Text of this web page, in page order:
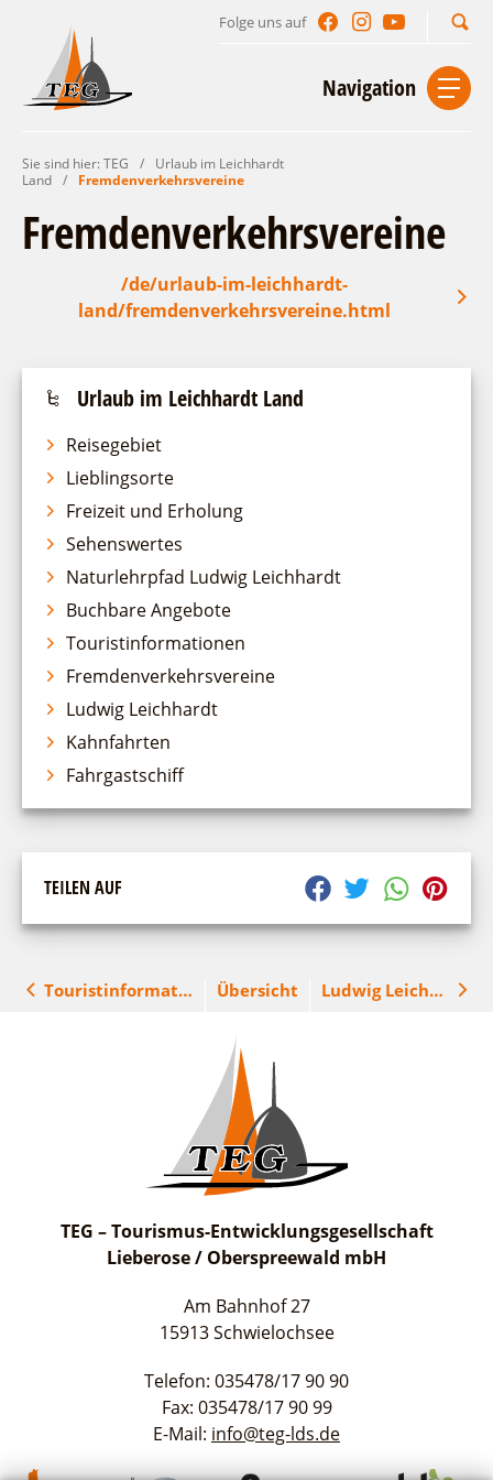
Folge uns auf
Navigation
Start Kontakt Impressum Datenschutz
Urlaub im Leichhardt Land
Reisegebiet
Lieblingsorte
Zu Fuß
Aktiverlebnisse
Einkaufen
Buchbare Angebote
Individuell
Gruppen
Touristinformationen
Fremdenverkehrsvereine
Ludwig Leichhardt
Kahnfahrten
Fahrgastschiff
Unterkünfte finden
Gastgeberverzeichnis
Gastronomie
Camping
Ferienhaus- und Campingpark „Ludwig
Leichhardt“
Spreewälder Seecamping
Campingplatz Jessern
Veranstaltungen
Veranstaltungskalender
Bürgerbus
Staatlich anerkannter Erholungsort Goyatz
Mein Brandenburg – Infostelen
Unternehmensbetreuung
Service
Über uns
Aktuelles
Sie sind hier:TEG /
Urlaub im Leichhardt
Land / Fremdenverkehrsvereine
Fremdenverkehrsvereine
/de/urlaub-im-leichhardt-
land/fremdenverkehrsvereine.html
Urlaub im Leichhardt Land
Reisegebiet
Lieblingsorte
Freizeit und Erholung
Sehenswertes
Naturlehrpfad Ludwig Leichhardt
Buchbare Angebote
Touristinformationen
Fremdenverkehrsvereine
Ludwig Leichhardt
Kahnfahrten
Fahrgastschiff
TEILEN AUF
Touristinformationen Übersicht Ludwig Leichhardt
TEG – Tourismus-Entwicklungsgesellschaft
Lieberose / Oberspreewald mbH
Am Bahnhof 27
15913 Schwielochsee
Telefon: 035478/17 90 90
Fax: 035478/17 90 99
E-Mail: info@teg-lds.de